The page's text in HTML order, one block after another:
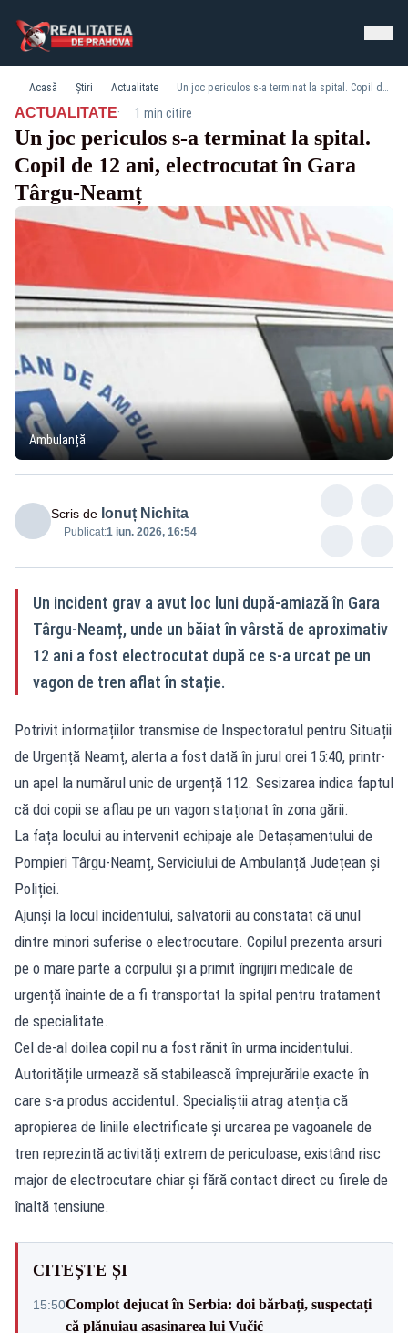
Acasă Știri Actualitate Un joc periculos s-a terminat la spital. Copil de 12 ani, electrocutat în Gara Târgu-Neamț
ACTUALITATE· 1 min citire
Un joc periculos s-a terminat la spital.
Copil de 12 ani, electrocutat în Gara
Târgu-Neamț
Ambulanță
Scris de Ionuț Nichita
Publicat:1 iun. 2026, 16:54
Un incident grav a avut loc luni după-amiază în Gara
Târgu-Neamț, unde un băiat în vârstă de aproximativ
12 ani a fost electrocutat după ce s-a urcat pe un
vagon de tren aflat în stație.
Potrivit informațiilor transmise de Inspectoratul pentru Situații
de Urgență Neamț, alerta a fost dată în jurul orei 15:40, printr-
un apel la numărul unic de urgență 112. Sesizarea indica faptul
că doi copii se aflau pe un vagon staționat în zona gării.
La fața locului au intervenit echipaje ale Detașamentului de
Pompieri Târgu-Neamț, Serviciului de Ambulanță Județean și
Poliției.
Ajunși la locul incidentului, salvatorii au constatat că unul
dintre minori suferise o electrocutare. Copilul prezenta arsuri
pe o mare parte a corpului și a primit îngrijiri medicale de
urgență înainte de a fi transportat la spital pentru tratament
de specialitate.
Cel de-al doilea copil nu a fost rănit în urma incidentului.
Autoritățile urmează să stabilească împrejurările exacte în
care s-a produs accidentul. Specialiștii atrag atenția că
apropierea de liniile electrificate și urcarea pe vagoanele de
tren reprezintă activități extrem de periculoase, existând risc
major de electrocutare chiar și fără contact direct cu firele de
înaltă tensiune.
CITEȘTE ȘI
15:50Complot dejucat în Serbia: doi bărbați, suspectați
că plănuiau asasinarea lui Vučić